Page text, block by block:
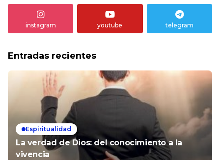
instagram youtube telegram
Entradas recientes
Espiritualidad
La verdad de Dios: del conocimiento a la
vivencia